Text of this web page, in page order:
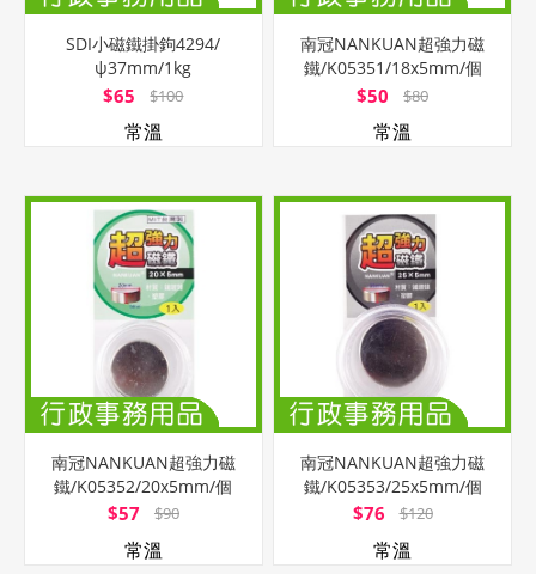
SDI小磁鐵掛鉤4294/
ψ37mm/1kg
$65 $100
常溫
南冠NANKUAN超強力磁
鐵/K05351/18x5mm/個
$50 $80
常溫
南冠NANKUAN超強力磁
鐵/K05352/20x5mm/個
$57 $90
常溫
南冠NANKUAN超強力磁
鐵/K05353/25x5mm/個
$76 $120
常溫